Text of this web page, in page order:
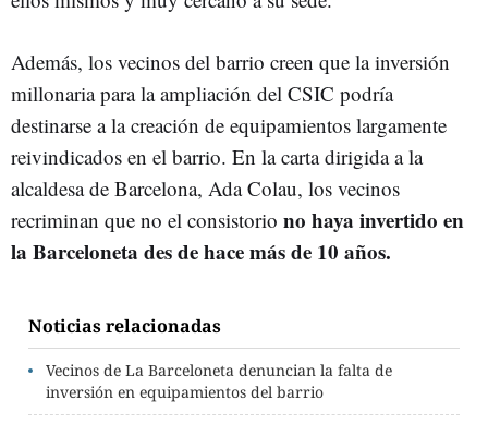
Además, los vecinos del barrio creen que la inversión
millonaria para la ampliación del CSIC podría
destinarse a la creación de equipamientos largamente
reivindicados en el barrio. En la carta dirigida a la
alcaldesa de Barcelona, Ada Colau, los vecinos
recriminan que no el consistorio no haya invertido en
la Barceloneta des de hace más de 10 años.
Noticias relacionadas
Vecinos de La Barceloneta denuncian la falta de
inversión en equipamientos del barrio